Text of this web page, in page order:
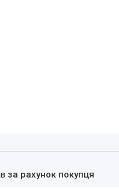
за рахунок покупця